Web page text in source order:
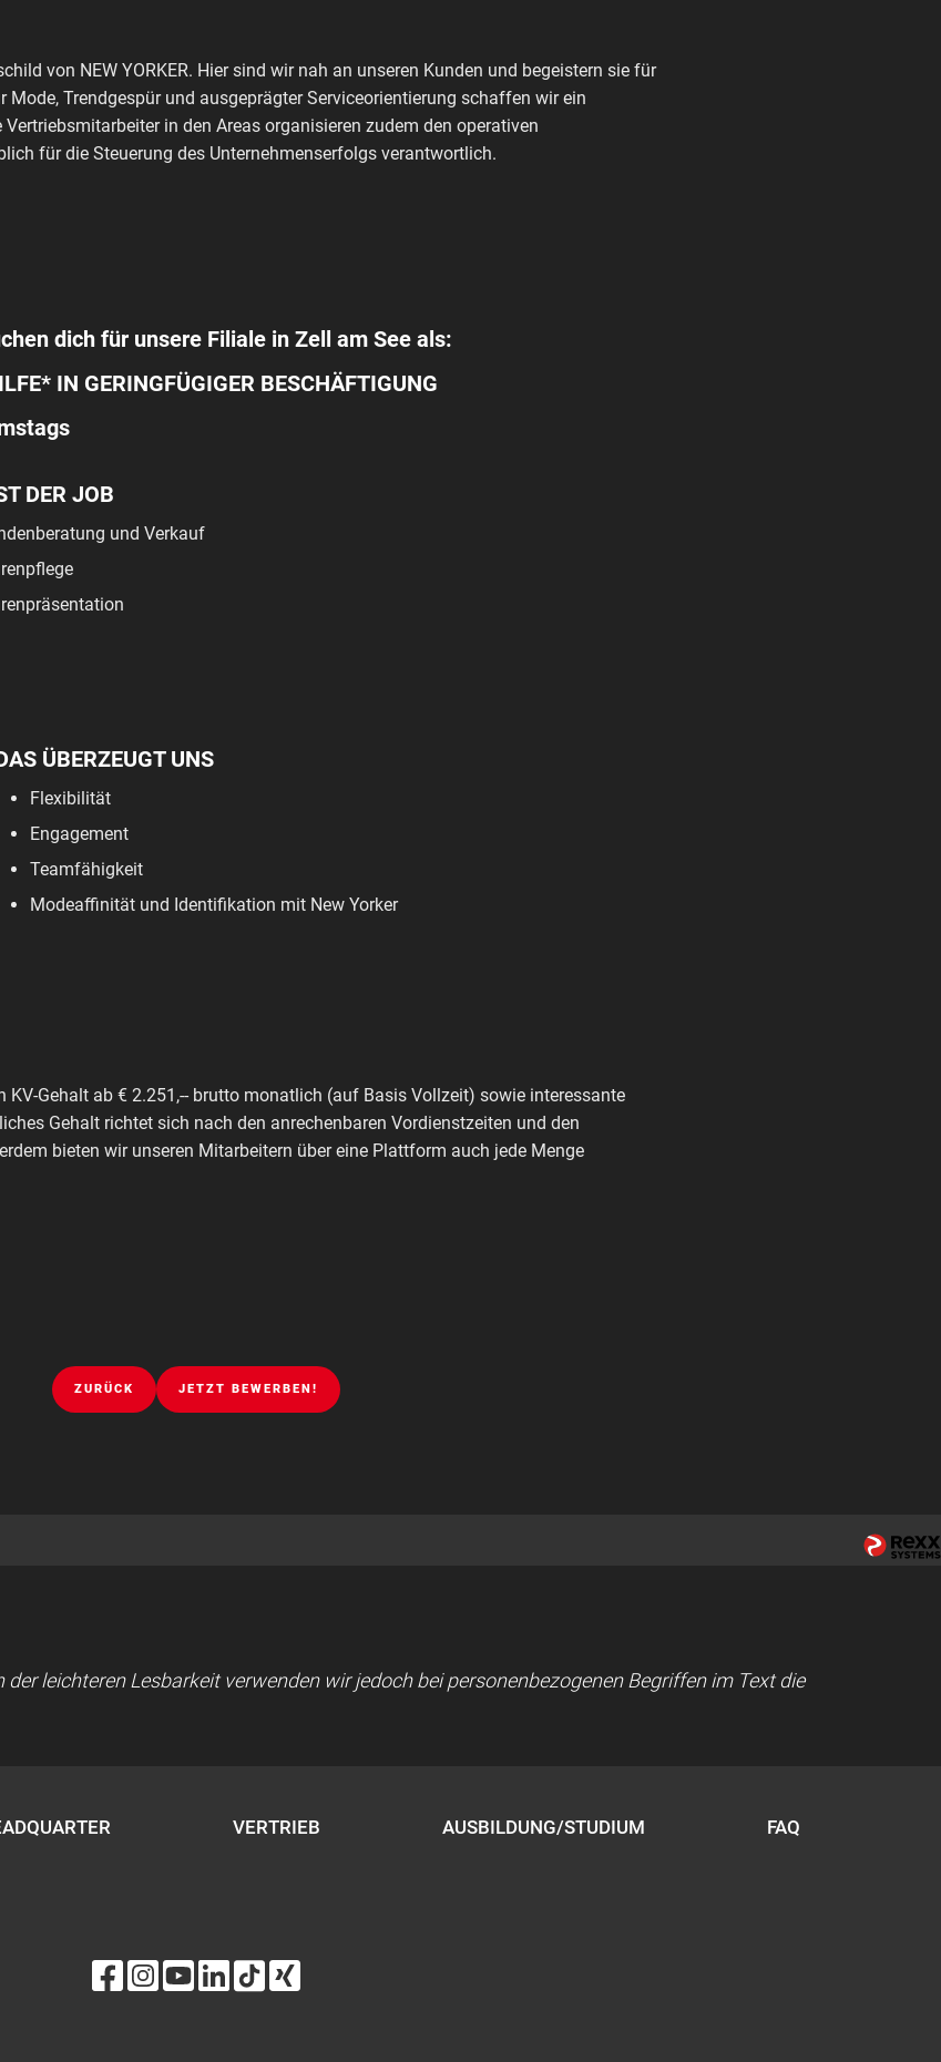
von NEW YORKER. Hier sind wir nah an unseren Kunden und begeistern sie für
Trendgespür und ausgeprägter Serviceorientierung schaffen wir ein
in den Areas organisieren zudem den operativen
für die Steuerung des Unternehmenserfolgs verantwortlich.
dich für unsere Filiale in Zell am See als:
IN GERINGFÜGIGER BESCHÄFTIGUNG
DER JOB
und Verkauf
ÜBERZEUGT UNS
Flexibilität
Engagement
Teamfähigkeit
Modeaffinität und Identifikation mit New Yorker
KV-Gehalt ab € 2.251,-- brutto monatlich (auf Basis Vollzeit) sowie interessante
Gehalt richtet sich nach den anrechenbaren Vordienstzeiten und den
bieten wir unseren Mitarbeitern über eine Plattform auch jede Menge
ZURÜCK JETZT BEWERBEN!
der leichteren Lesbarkeit verwenden wir jedoch bei personenbezogenen Begriffen im Text die
VERTRIEB AUSBILDUNG/STUDIUM FAQ